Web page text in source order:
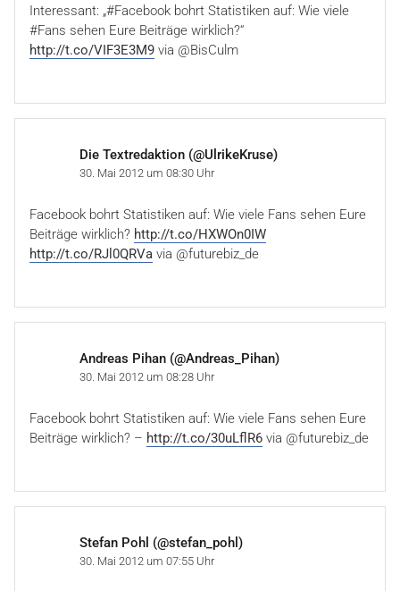
Interessant: „#Facebook bohrt Statistiken auf: Wie viele
#Fans sehen Eure Beiträge wirklich?“
http://t.co/VIF3E3M9 via @BisCulm
Die Textredaktion (@UlrikeKruse)
30. Mai 2012 um 08:30 Uhr
Facebook bohrt Statistiken auf: Wie viele Fans sehen Eure
Beiträge wirklich? http://t.co/HXWOn0IW
http://t.co/RJl0QRVa via @futurebiz_de
Andreas Pihan (@Andreas_Pihan)
30. Mai 2012 um 08:28 Uhr
Facebook bohrt Statistiken auf: Wie viele Fans sehen Eure
Beiträge wirklich? – http://t.co/30uLflR6 via @futurebiz_de
Stefan Pohl (@stefan_pohl)
30. Mai 2012 um 07:55 Uhr